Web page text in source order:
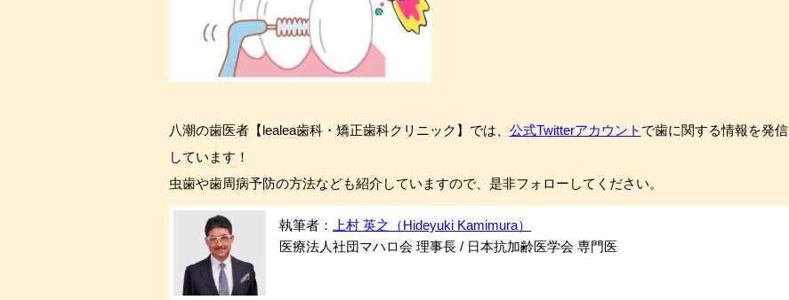
八潮の歯医者【lealea歯科・矯正歯科クリニック】では、 公式Twitterアカウント で歯に関する情報を発信
しています！
虫歯や歯周病予防の方法なども紹介していますので、是非フォローしてください。
執筆者：
上村 英之（Hideyuki Kamimura）
医療法人社団マハロ会 理事長 / 日本抗加齢医学会 専門医